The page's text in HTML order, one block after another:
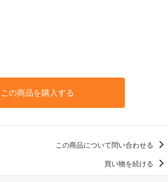
この商品を購入する
この商品について問い合わせる
買い物を続ける